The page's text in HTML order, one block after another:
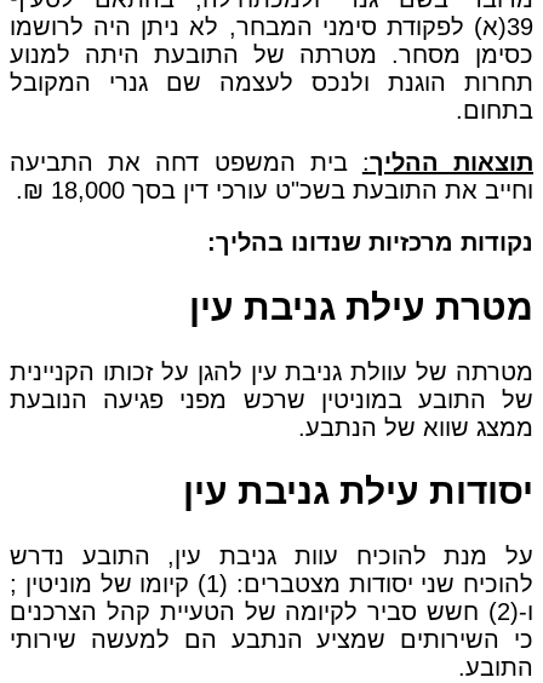
39(א) לפקודת סימני המבחר, לא ניתן היה לרושמו
כסימן מסחר. מטרתה של התובעת היתה למנוע
תחרות הוגנת ולנכס לעצמה שם גנרי המקובל
בתחום.
תוצאות ההליך: בית המשפט דחה את התביעה
וחייב את התובעת בשכ"ט עורכי דין בסך 18,000 ₪.
נקודות מרכזיות שנדונו בהליך:
מטרת עילת גניבת עין
מטרתה של עוולת גניבת עין להגן על זכותו הקניינית
של התובע במוניטין שרכש מפני פגיעה הנובעת
ממצג שווא של הנתבע.
יסודות עילת גניבת עין
על מנת להוכיח עוות גניבת עין, התובע נדרש
להוכיח שני יסודות מצטברים: (1) קיומו של מוניטין ;
ו-(2) חשש סביר לקיומה של הטעיית קהל הצרכנים
כי השירותים שמציע הנתבע הם למעשה שירותי
התובע.